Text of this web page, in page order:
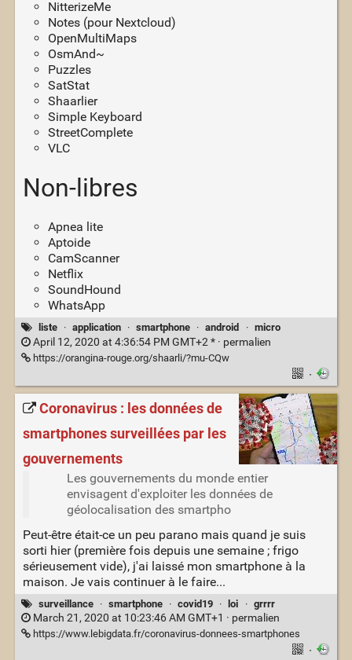
NitterizeMe
Notes (pour Nextcloud)
OpenMultiMaps
OsmAnd~
Puzzles
SatStat
Shaarlier
Simple Keyboard
StreetComplete
VLC
Non-libres
Apnea lite
Aptoide
CamScanner
Netflix
SoundHound
WhatsApp
liste · application · smartphone · android · micro
April 12, 2020 at 4:36:54 PM GMT+2 * · permalien
https://orangina-rouge.org/shaarli/?mu-CQw
·
Coronavirus : les données de
smartphones surveillées par les
gouvernements
Les gouvernements du monde entier
envisagent d'exploiter les données de
géolocalisation des smartpho
Peut-être était-ce un peu parano mais quand je suis
sorti hier (première fois depuis une semaine ; frigo
sérieusement vide), j'ai laissé mon smartphone à la
maison. Je vais continuer à le faire...
surveillance · smartphone · covid19 · loi · grrrr
March 21, 2020 at 10:23:46 AM GMT+1 · permalien
https://www.lebigdata.fr/coronavirus-donnees-smartphones
·